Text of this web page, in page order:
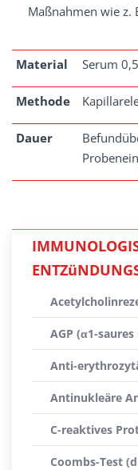
Maßnahmen wie z.
Material Serum
Methode
Dauer
AGP (α1-
Anti-
Antinukleäre
C-reaktives
Coombs-Test